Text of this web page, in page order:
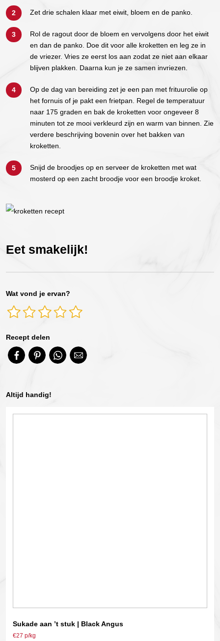
Zet drie schalen klaar met eiwit, bloem en de panko.
Rol de ragout door de bloem en vervolgens door het eiwit
en dan de panko. Doe dit voor alle kroketten en leg ze in
de vriezer. Vries ze eerst los aan zodat ze niet aan elkaar
blijven plakken. Daarna kun je ze samen invriezen.
Op de dag van bereiding zet je een pan met frituurolie op
het fornuis of je pakt een frietpan. Regel de temperatuur
naar 175 graden en bak de kroketten voor ongeveer 8
minuten tot ze mooi verkleurd zijn en warm van binnen. Zie
verdere beschrijving bovenin over het bakken van
kroketten.
Snijd de broodjes op en serveer de kroketten met wat
mosterd op een zacht broodje voor een broodje kroket.
Eet smakelijk!
Wat vond je ervan?
Recept delen
Altijd handig!
Sukade aan ’t stuk | Black Angus
€27 p/kg